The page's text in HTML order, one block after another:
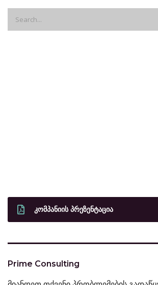
ᲙᲝᲛᲞᲐᲜᲘᲘᲡ ᲞᲠᲔᲖᲔᲜᲢᲐᲪᲘᲐ
Prime Consulting